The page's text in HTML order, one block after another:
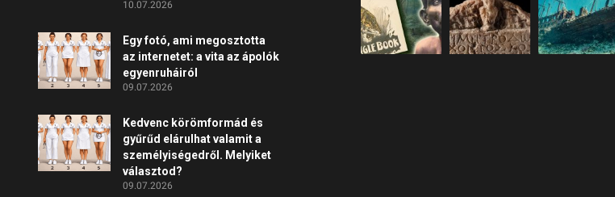
10.07.2026
Egy fotó, ami megosztotta
az internetet: a vita az ápolók
egyenruháiról
09.07.2026
Kedvenc körömformád és
gyűrűd elárulhat valamit a
személyiségedről. Melyiket
választod?
09.07.2026